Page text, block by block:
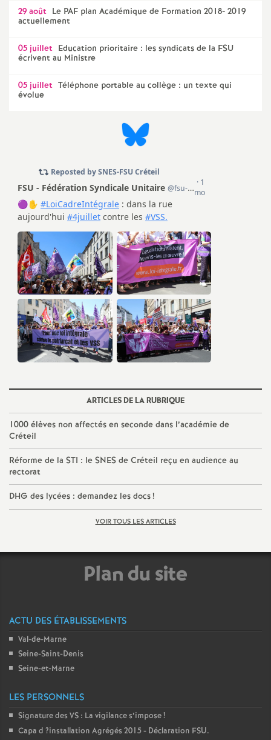
29 août Le PAF plan Académique de Formation 2018- 2019
actuellement
05 juillet Education prioritaire : les syndicats de la FSU
écrivent au Ministre
05 juillet Téléphone portable au collège : un texte qui
évolue
ARTICLES DE LA RUBRIQUE
1000 élèves non affectés en seconde dans l’académie de
Créteil
Réforme de la STI : le SNES de Créteil reçu en audience au
rectorat
DHG des lycées : demandez les docs!
VOIR TOUS LES ARTICLES
Plan du site
ACTU DES ÉTABLISSEMENTS
Val-de-Marne
Seine-Saint-Denis
Seine-et-Marne
LES PERSONNELS
Signature des VS : La vigilance s’impose!
Capa d ?installation Agrégés 2015 - Déclaration FSU.